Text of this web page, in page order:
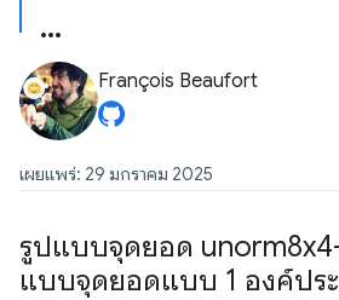
François Beaufort
เผยแพร่: 29 มกราคม 2025
รูปแบบจุดยอด
แบบจุดยอดแบบ 1 องค์ปร